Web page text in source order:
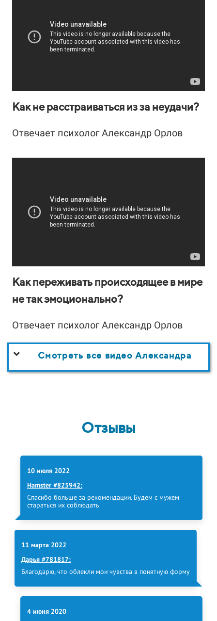
Как не расстраиваться из за неудачи?
Отвечает психолог Александр Орлов
Как переживать происходящее в мире
не так эмоционально?
Отвечает психолог Александр Орлов
Смотреть все видео Александра
Отзывы
10 июля 2022
Hamster #825942:
Спасибо больше за рекомендации. Будем с мужем
стараться их соблюдать
11 марта 2022
Дарья #781817:
Благодарю, что облекли мои чувства в понятную форму
4 июня 2020